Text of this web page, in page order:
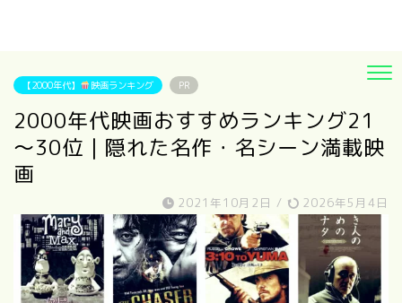
【2000年代】 映画ランキング PR
2000年代映画おすすめランキング21
～30位｜隠れた名作・名シーン満載映
画
2021年10月2日 / 2026年5月4日